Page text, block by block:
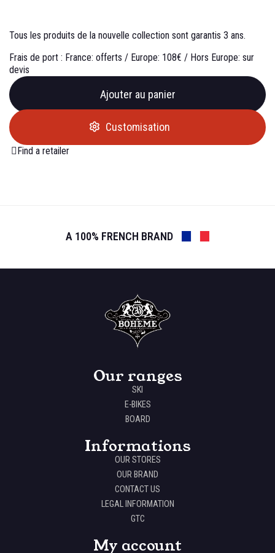
Tous les produits de la nouvelle collection sont garantis 3 ans.
Frais de port : France: offerts / Europe: 108€ / Hors Europe: sur
devis
Ajouter au panier
Customisation
Find a retailer
A 100% FRENCH BRAND
Our ranges
SKI
E-BIKES
BOARD
Informations
OUR STORES
OUR BRAND
CONTACT US
LEGAL INFORMATION
GTC
My account